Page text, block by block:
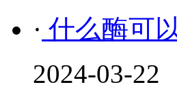
· 什么酶可
2024-03-22